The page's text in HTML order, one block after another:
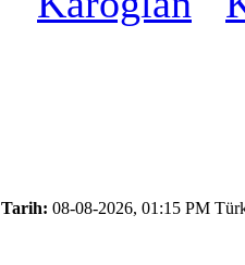
Tarih: 08-08-2026, 01:15 PM